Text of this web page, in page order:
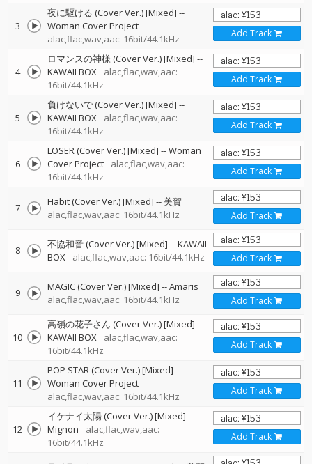
3
夜に駆ける (Cover Ver.) [Mixed] --
Woman Cover Project
alac,flac,wav,aac: 16bit/44.1kHz
Add Track
4
ロマンスの神様 (Cover Ver.) [Mixed] --
KAWAII BOX
alac,flac,wav,aac:
16bit/44.1kHz
Add Track
5
負けないで (Cover Ver.) [Mixed] --
KAWAII BOX
alac,flac,wav,aac:
16bit/44.1kHz
Add Track
6
LOSER (Cover Ver.) [Mixed] --Woman
Cover Project
alac,flac,wav,aac:
16bit/44.1kHz
Add Track
7 Habit (Cover Ver.) [Mixed] --美賀
alac,flac,wav,aac: 16bit/44.1kHz
Add Track
8 不協和音 (Cover Ver.) [Mixed] --KAWAII
BOX
alac,flac,wav,aac: 16bit/44.1kHz Add Track
9 MAGIC (Cover Ver.) [Mixed] --Amaris
alac,flac,wav,aac: 16bit/44.1kHz
Add Track
10
高嶺の花子さん (Cover Ver.) [Mixed] --
KAWAII BOX
alac,flac,wav,aac:
16bit/44.1kHz
Add Track
11
POP STAR (Cover Ver.) [Mixed] --
Woman Cover Project
alac,flac,wav,aac: 16bit/44.1kHz
Add Track
12
イケナイ太陽 (Cover Ver.) [Mixed] --
Mignon
alac,flac,wav,aac:
16bit/44.1kHz
Add Track